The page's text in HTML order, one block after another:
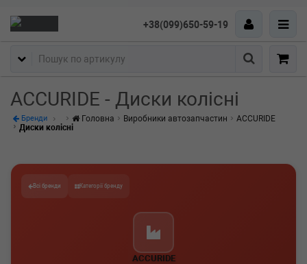
+38(099)650-59-19
Пошук
ACCURIDE - Диски колісні
Бренди Головна Виробники автозапчастин
ACCURIDE
Диски колісні
Всі бренди Категорії бренду
ACCURIDE